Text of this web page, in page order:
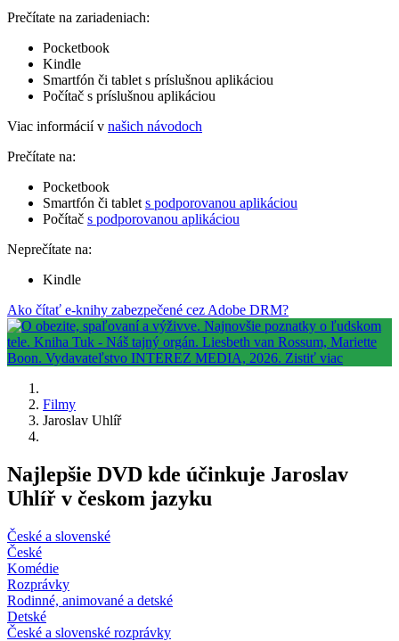
Prečítate na zariadeniach:
Pocketbook
Kindle
Smartfón či tablet s príslušnou aplikáciou
Počítač s príslušnou aplikáciou
Viac informácií v našich návodoch
Prečítate na:
Pocketbook
Smartfón či tablet s podporovanou aplikáciou
Počítač s podporovanou aplikáciou
Neprečítate na:
Kindle
Ako čítať e-knihy zabezpečené cez Adobe DRM?
Filmy
Jaroslav Uhlíř
Najlepšie DVD kde účinkuje Jaroslav
Uhlíř v českom jazyku
České a slovenské
České
Komédie
Rozprávky
Rodinné, animované a detské
Detské
České a slovenské rozprávky